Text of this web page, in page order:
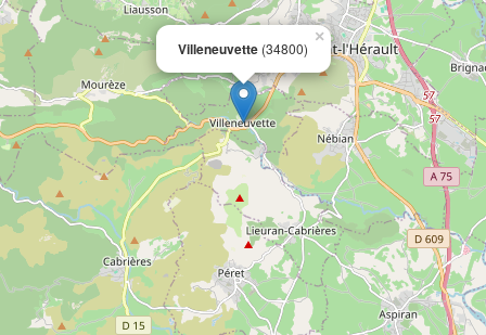
Villeneuvette (34800)
×